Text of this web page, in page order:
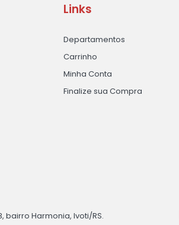
Links
Departamentos
Carrinho
Minha Conta
Finalize sua Compra
bairro Harmonia, Ivoti/RS.